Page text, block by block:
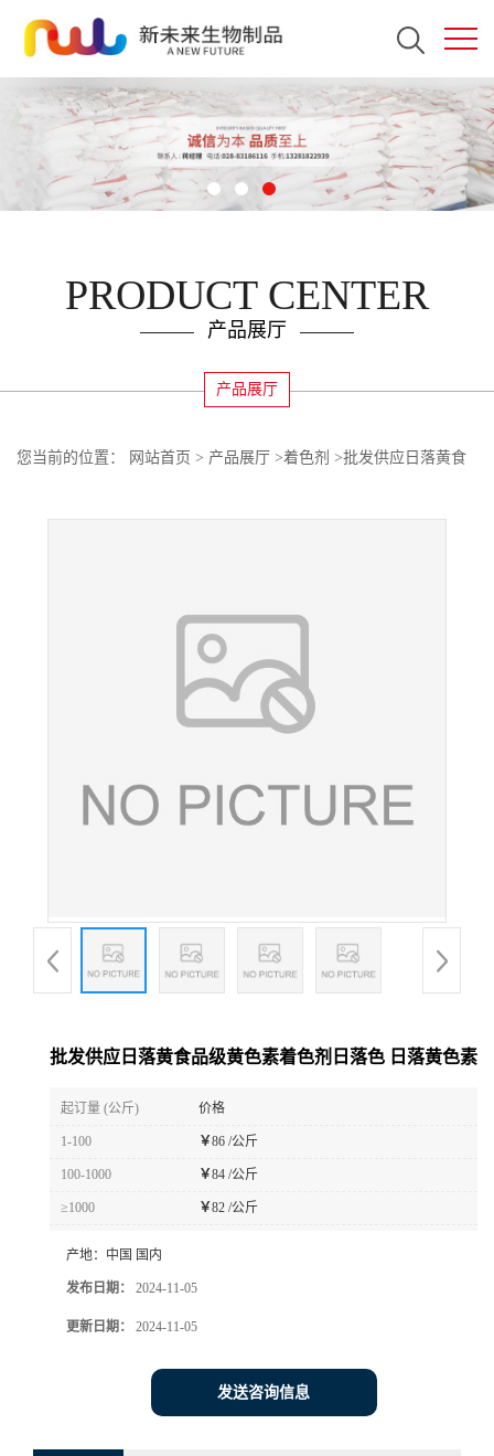
PRODUCT CENTER
产品展厅
产品展厅
您当前的位置： 网站首页 > 产品展厅 >着色剂 >批发供应日落黄食
批发供应日落黄食品级黄色素着色剂日落色 日落黄色素
起订量 (公斤) 价格
1-100 ￥86 /公斤
100-1000 ￥84 /公斤
≥1000 ￥82 /公斤
产地： 中国 国内
发布日期： 2024-11-05
更新日期： 2024-11-05
发送咨询信息